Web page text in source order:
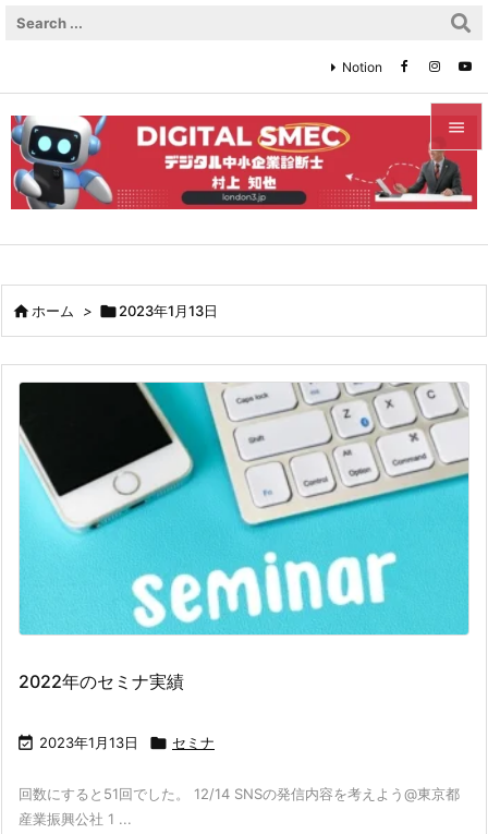


メニュ


次へ

検索
Notion
ホーム > 2023年1月13日
2022年のセミナ実績
 2023年1月13日  セミナ
回数にすると51回でした。 12/14 SNSの発信内容を考えよう@東京都
産業振興公社 1 ...